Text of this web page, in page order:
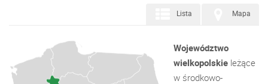
Mapa
Lista
Województwo
wielkopolskie leżące
w środkowo-